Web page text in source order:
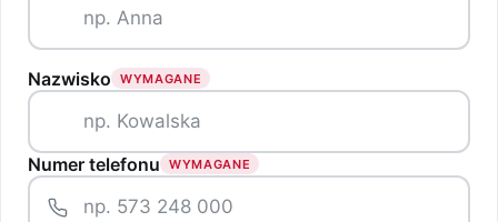
Nazwisko WYMAGANE
Numer telefonu WYMAGANE